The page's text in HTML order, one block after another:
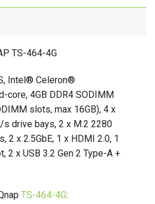
TS-464-4G
Intel® Celeron®
core, 4GB DDR4 SODIMM
slots, max 16GB), 4 x
s drive bays, 2 x M.2 2280
2 x 2.5GbE, 1 x HDMI 2.0, 1
2 x USB 3.2 Gen 2 Type-A +
TS-464-4G: